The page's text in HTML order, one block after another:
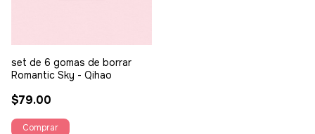
set de 6 gomas de borrar
Romantic Sky - Qihao
$79.00